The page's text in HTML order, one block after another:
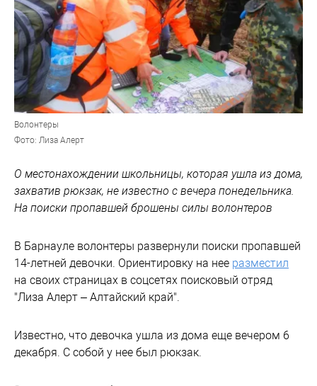
Волонтеры
Фото: Лиза Алерт
О местонахождении школьницы, которая ушла из дома,
захватив рюкзак, не известно с вечера понедельника.
На поиски пропавшей брошены силы волонтеров
В Барнауле волонтеры развернули поиски пропавшей
14-летней девочки. Ориентировку на нее разместил
на своих страницах в соцсетях поисковый отряд
"Лиза Алерт – Алтайский край".
Известно, что девочка ушла из дома еще вечером 6
декабря. С собой у нее был рюкзак.